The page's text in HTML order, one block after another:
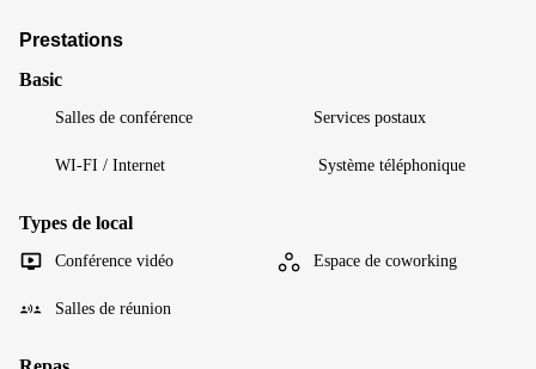
Prestations
Basic
Salles de conférence Services postaux
WI-FI / Internet Système téléphonique
Types de local
Conférence vidéo Espace de coworking
Salles de réunion